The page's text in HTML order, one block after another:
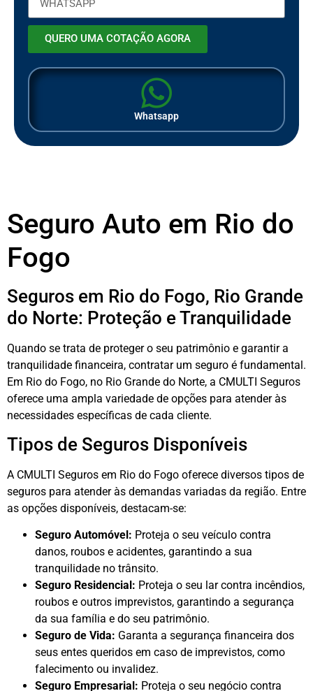
QUERO UMA COTAÇÃO AGORA
Whatsapp
Seguro Auto em Rio do
Fogo
Seguros em Rio do Fogo, Rio Grande
do Norte: Proteção e Tranquilidade
Quando se trata de proteger o seu patrimônio e garantir a
tranquilidade financeira, contratar um seguro é fundamental.
Em Rio do Fogo, no Rio Grande do Norte, a CMULTI Seguros
oferece uma ampla variedade de opções para atender às
necessidades específicas de cada cliente.
Tipos de Seguros Disponíveis
A CMULTI Seguros em Rio do Fogo oferece diversos tipos de
seguros para atender às demandas variadas da região. Entre
as opções disponíveis, destacam-se:
Seguro Automóvel: Proteja o seu veículo contra
danos, roubos e acidentes, garantindo a sua
tranquilidade no trânsito.
Seguro Residencial: Proteja o seu lar contra incêndios,
roubos e outros imprevistos, garantindo a segurança
da sua família e do seu patrimônio.
Seguro de Vida: Garanta a segurança financeira dos
seus entes queridos em caso de imprevistos, como
falecimento ou invalidez.
Seguro Empresarial: Proteja o seu negócio contra